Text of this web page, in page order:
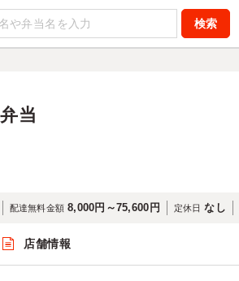
当
配達無料金額 8,000円～75,600円 定休日 なし
店舗情報